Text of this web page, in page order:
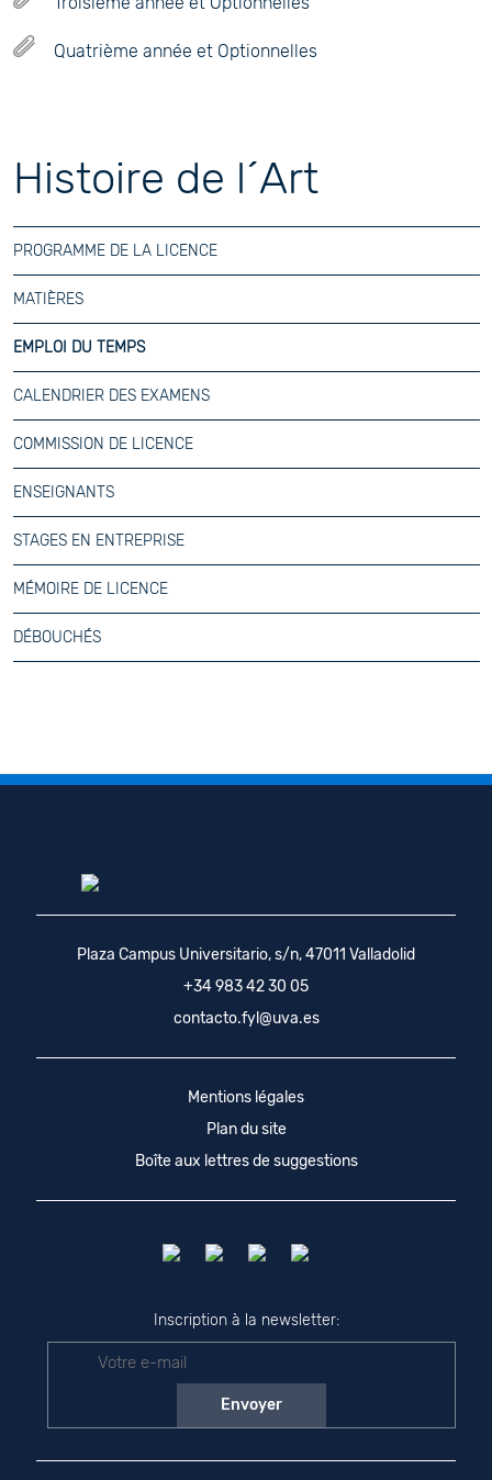
Quatrième année et Optionnelles
Histoire de l´Art
PROGRAMME DE LA LICENCE
MATIÈRES
EMPLOI DU TEMPS
CALENDRIER DES EXAMENS
COMMISSION DE LICENCE
ENSEIGNANTS
STAGES EN ENTREPRISE
MÉMOIRE DE LICENCE
DÉBOUCHÉS
Plaza Campus Universitario, s/n, 47011 Valladolid
+34 983 42 30 05
contacto.fyl@uva.es
Mentions légales
Plan du site
Boîte aux lettres de suggestions
Inscription à la newsletter: